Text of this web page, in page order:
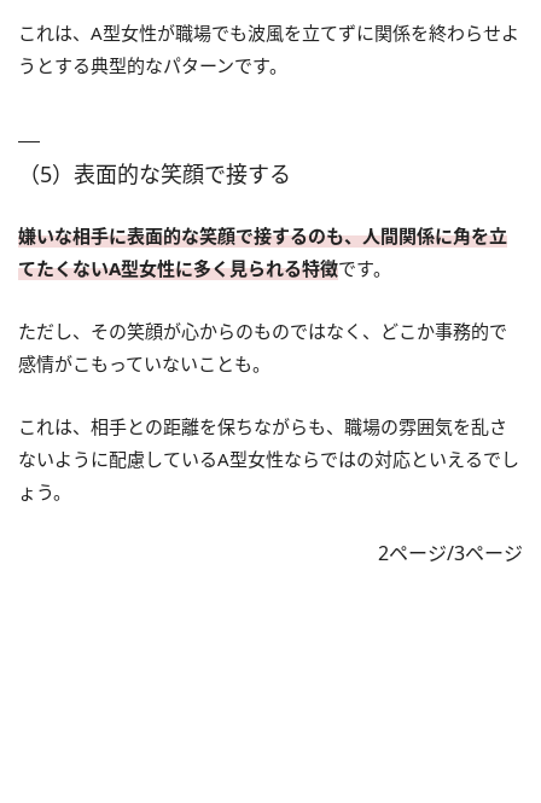
これは、A型女性が職場でも波風を立てずに関係を終わらせよ
うとする典型的なパターンです。
（5）表面的な笑顔で接する
嫌いな相手に表面的な笑顔で接するのも、人間関係に角を立
てたくないA型女性に多く見られる特徴です。
ただし、その笑顔が心からのものではなく、どこか事務的で
感情がこもっていないことも。
これは、相手との距離を保ちながらも、職場の雰囲気を乱さ
ないように配慮しているA型女性ならではの対応といえるでし
ょう。
2ページ/3ページ